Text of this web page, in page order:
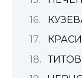
ТИТОВ